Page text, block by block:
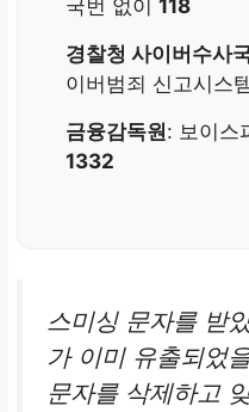
국번 없이 118
경찰청 사이버수사
이버범죄 신고시스
금융감독원: 보이스
1332
스미싱 문자를 받
가 이미 유출되었
문자를 삭제하고